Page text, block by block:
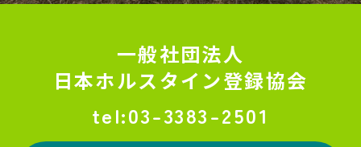
一般社団法人
日本ホルスタイン登録協会
03-3383-2501